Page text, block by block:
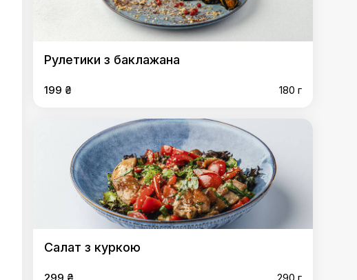
Рулетики з баклажана
199 ₴ 180 г
Салат з куркою